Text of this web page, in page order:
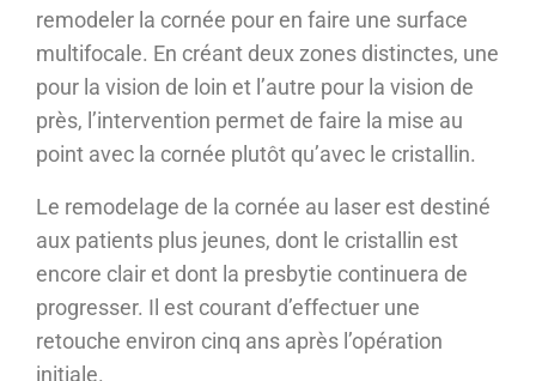
remodeler la cornée pour en faire une surface
multifocale. En créant deux zones distinctes, une
pour la vision de loin et l’autre pour la vision de
près, l’intervention permet de faire la mise au
point avec la cornée plutôt qu’avec le cristallin.
Le remodelage de la cornée au laser est destiné
aux patients plus jeunes, dont le cristallin est
encore clair et dont la presbytie continuera de
progresser. Il est courant d’effectuer une
retouche environ cinq ans après l’opération
initiale.